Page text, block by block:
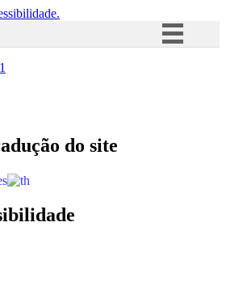
Acesso à informação
1
do site